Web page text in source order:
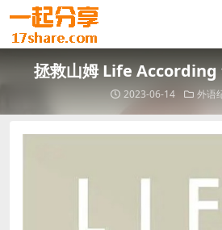
拯救山姆 Life According
2023-06-14 外语